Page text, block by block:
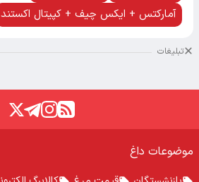
آمارکتس + ایکس چیف + کپیتال اکستند
تبلیغات
موضوعات داغ